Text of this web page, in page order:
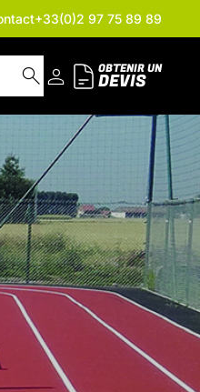
+33(0)2 97 75 89 89
OBTENIR UN
DEVIS